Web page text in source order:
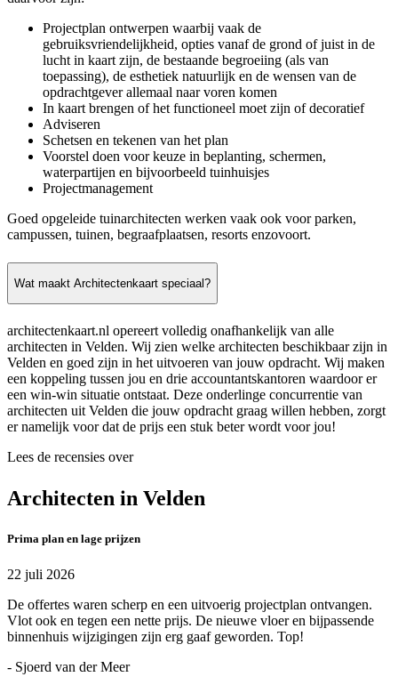
Projectplan ontwerpen waarbij vaak de
gebruiksvriendelijkheid, opties vanaf de grond of juist in de
lucht in kaart zijn, de bestaande begroeiing (als van
toepassing), de esthetiek natuurlijk en de wensen van de
opdrachtgever allemaal naar voren komen
In kaart brengen of het functioneel moet zijn of decoratief
Adviseren
Schetsen en tekenen van het plan
Voorstel doen voor keuze in beplanting, schermen,
waterpartijen en bijvoorbeeld tuinhuisjes
Projectmanagement
Goed opgeleide tuinarchitecten werken vaak ook voor parken,
campussen, tuinen, begraafplaatsen, resorts enzovoort.
Wat maakt Architectenkaart speciaal?
architectenkaart.nl opereert volledig onafhankelijk van alle
architecten in Velden. Wij zien welke architecten beschikbaar zijn in
Velden en goed zijn in het uitvoeren van jouw opdracht. Wij maken
een koppeling tussen jou en drie accountantskantoren waardoor er
een win-win situatie ontstaat. Deze onderlinge concurrentie van
architecten uit Velden die jouw opdracht graag willen hebben, zorgt
er namelijk voor dat de prijs een stuk beter wordt voor jou!
Lees de recensies over
Architecten in Velden
Prima plan en lage prijzen
22 juli 2026
De offertes waren scherp en een uitvoerig projectplan ontvangen.
Vlot ook en tegen een nette prijs. De nieuwe vloer en bijpassende
binnenhuis wijzigingen zijn erg gaaf geworden. Top!
- Sjoerd van der Meer